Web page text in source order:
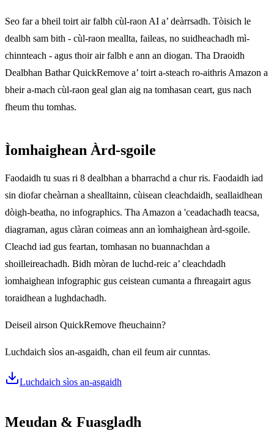
Seo far a bheil toirt air falbh cùl-raon AI a’ deàrrsadh. Tòisich le
dealbh sam bith - cùl-raon meallta, faileas, no suidheachadh mì-
chinnteach - agus thoir air falbh e ann an diogan. Tha Draoidh
Dealbhan Bathar QuickRemove a’ toirt a-steach ro-aithris Amazon a
bheir a-mach cùl-raon geal glan aig na tomhasan ceart, gus nach
fheum thu tomhas.
Ìomhaighean Àrd-sgoile
Faodaidh tu suas ri 8 dealbhan a bharrachd a chur ris. Faodaidh iad
sin diofar cheàrnan a shealltainn, cùisean cleachdaidh, seallaidhean
dòigh-beatha, no infographics. Tha Amazon a 'ceadachadh teacsa,
diagraman, agus clàran coimeas ann an ìomhaighean àrd-sgoile.
Cleachd iad gus feartan, tomhasan no buannachdan a
shoilleireachadh. Bidh mòran de luchd-reic a’ cleachdadh
ìomhaighean infographic gus ceistean cumanta a fhreagairt agus
toraidhean a lughdachadh.
Deiseil airson QuickRemove fheuchainn?
Luchdaich sìos an-asgaidh, chan eil feum air cunntas.
Luchdaich sìos an-asgaidh
Meudan & Fuasgladh